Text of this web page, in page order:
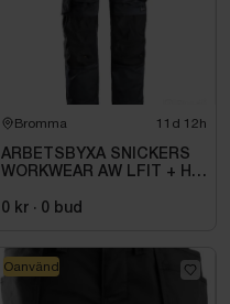
Bromma 11d 12h
ARBETSBYXA SNICKERS
WORKWEAR AW LFIT + HF
0 kr · 0 bud
Oanvänd